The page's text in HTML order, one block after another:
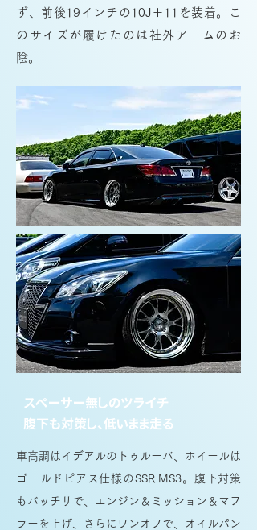
ず、前後19インチの10J＋11を装着。こ
のサイズが履けたのは社外アームのお
陰。
スペーサー無しのツライチ
腹下も対策し、低いまま走る
車高調はイデアルのトゥルーバ、ホイールは
ゴールドピアス仕様のSSR MS3。腹下対策
もバッチリで、エンジン＆ミッション＆マフ
ラーを上げ、さらにワンオフで、オイルパン